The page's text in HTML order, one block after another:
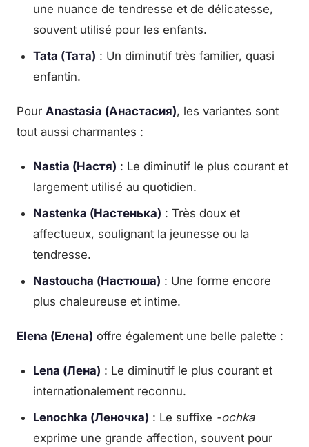
une nuance de tendresse et de délicatesse,
souvent utilisé pour les enfants.
Tata (Тата) : Un diminutif très familier, quasi
enfantin.
Pour Anastasia (Анастасия), les variantes sont
tout aussi charmantes :
Nastia (Настя) : Le diminutif le plus courant et
largement utilisé au quotidien.
Nastenka (Настенька) : Très doux et
affectueux, soulignant la jeunesse ou la
tendresse.
Nastoucha (Настюша) : Une forme encore
plus chaleureuse et intime.
Elena (Елена) offre également une belle palette :
Lena (Лена) : Le diminutif le plus courant et
internationalement reconnu.
Lenochka (Леночка) : Le suffixe -ochka
exprime une grande affection, souvent pour